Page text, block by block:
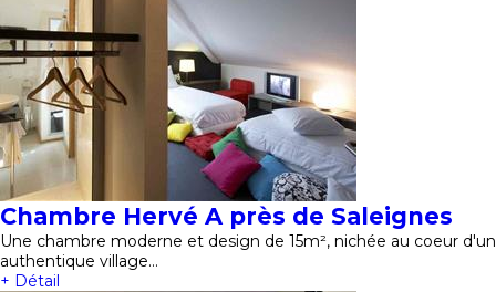
Chambre Hervé A près de Saleignes
Une chambre moderne et design de 15m², nichée au coeur d'un
authentique village…
+ Détail